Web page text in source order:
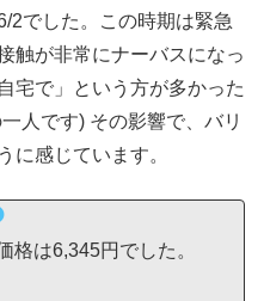
2でした。この時期は緊急
触が非常にナーバスになっ
宅で」という方が多かった
人です) その影響で、バリ
に感じています。
格は6,345円でした。